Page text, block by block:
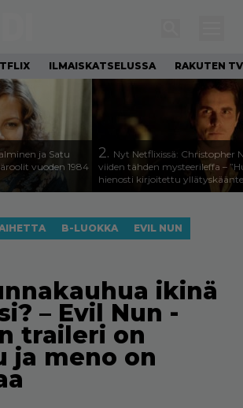
ILMAISKATSELUSSA RAKUTEN TV
ja Satu
vuoden 1984
2. Nyt Netflixissä: Christopher
viiden tähden mysteerileffa –
hienosti kirjoitettu
B-LUOKKA
EVIL NUN
ikinä
– Evil Nun -
traileri on
ja meno on